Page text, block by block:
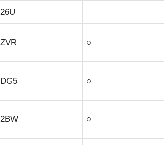
26U
ZVR ○
DG5 ○
2BW ○